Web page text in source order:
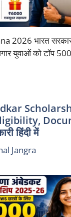
2026 भारत सरकार
युवाओं को टॉप
हिंदी में
Jangra